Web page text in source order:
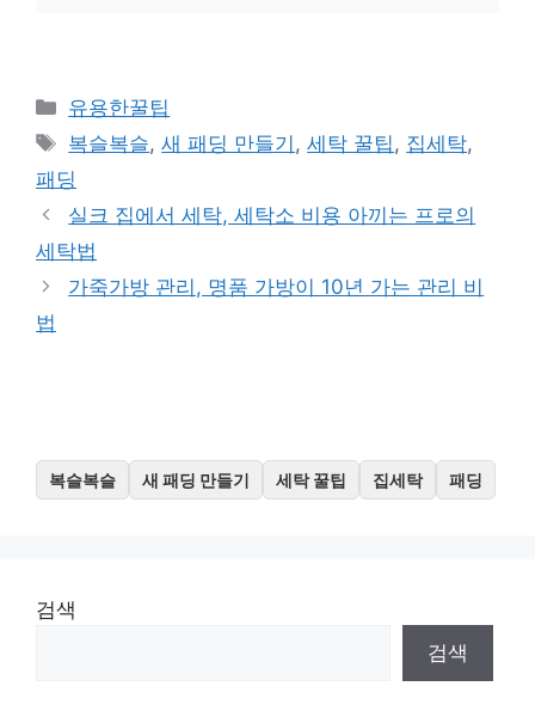
카
테
고
리
유용한꿀팁
태
그
복슬복슬,새 패딩 만들기 ,세탁 꿀팁 , 집세탁,
패딩
실크 집에서 세탁, 세탁소 비용 아끼는 프로의
세탁법
가죽가방 관리, 명품 가방이 10년 가는 관리 비
법
복슬복슬 새 패딩 만들기 세탁 꿀팁 집세탁 패딩
검색
검색